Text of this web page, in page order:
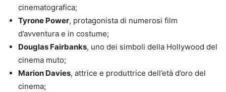
cinematografica;
Tyrone Power, protagonista di numerosi film
d’avventura e in costume;
Douglas Fairbanks, uno dei simboli della Hollywood del
cinema muto;
Marion Davies, attrice e produttrice dell’età d’oro del
cinema;